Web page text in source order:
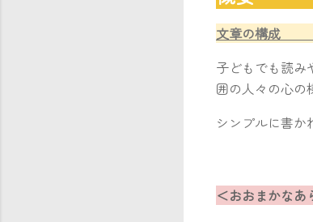
文章
子どもでも読み
囲の人々の心の
シンプルに書か
＜おおまかなあ